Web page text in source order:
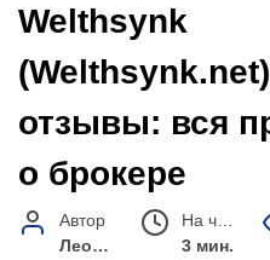
Welthsynk
(Welthsynk.net)
отзывы: вся
о брокере
Автор
Леонид Малышев
3 мин.